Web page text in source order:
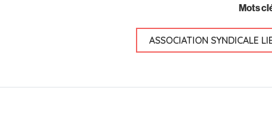
Mots
ASSOCIATION SYNDICALE